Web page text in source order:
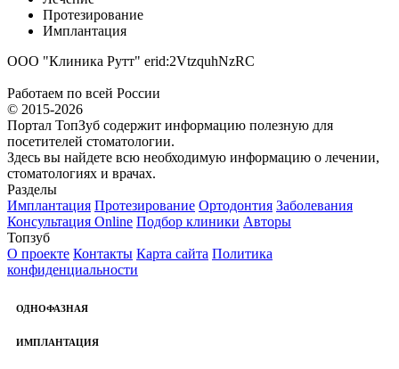
Протезирование
Имплантация
ООО "Клиника Рутт" erid:2VtzquhNzRC
Работаем по всей России
© 2015-2026
Портал ТопЗуб содержит информацию полезную для
посетителей стоматологии.
Здесь вы найдете всю необходимую информацию о лечении,
стоматологиях и врачах.
Разделы
Имплантация Протезирование Ортодонтия Заболевания
Консультация Online Подбор клиники Авторы
Топзуб
О проекте Контакты Карта сайта Политика
конфиденциальности
ОДНОФАЗНАЯ
ИМПЛАНТАЦИЯ